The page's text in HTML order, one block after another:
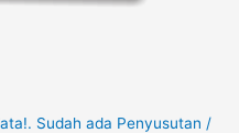
Sudah ada Penyusutan /